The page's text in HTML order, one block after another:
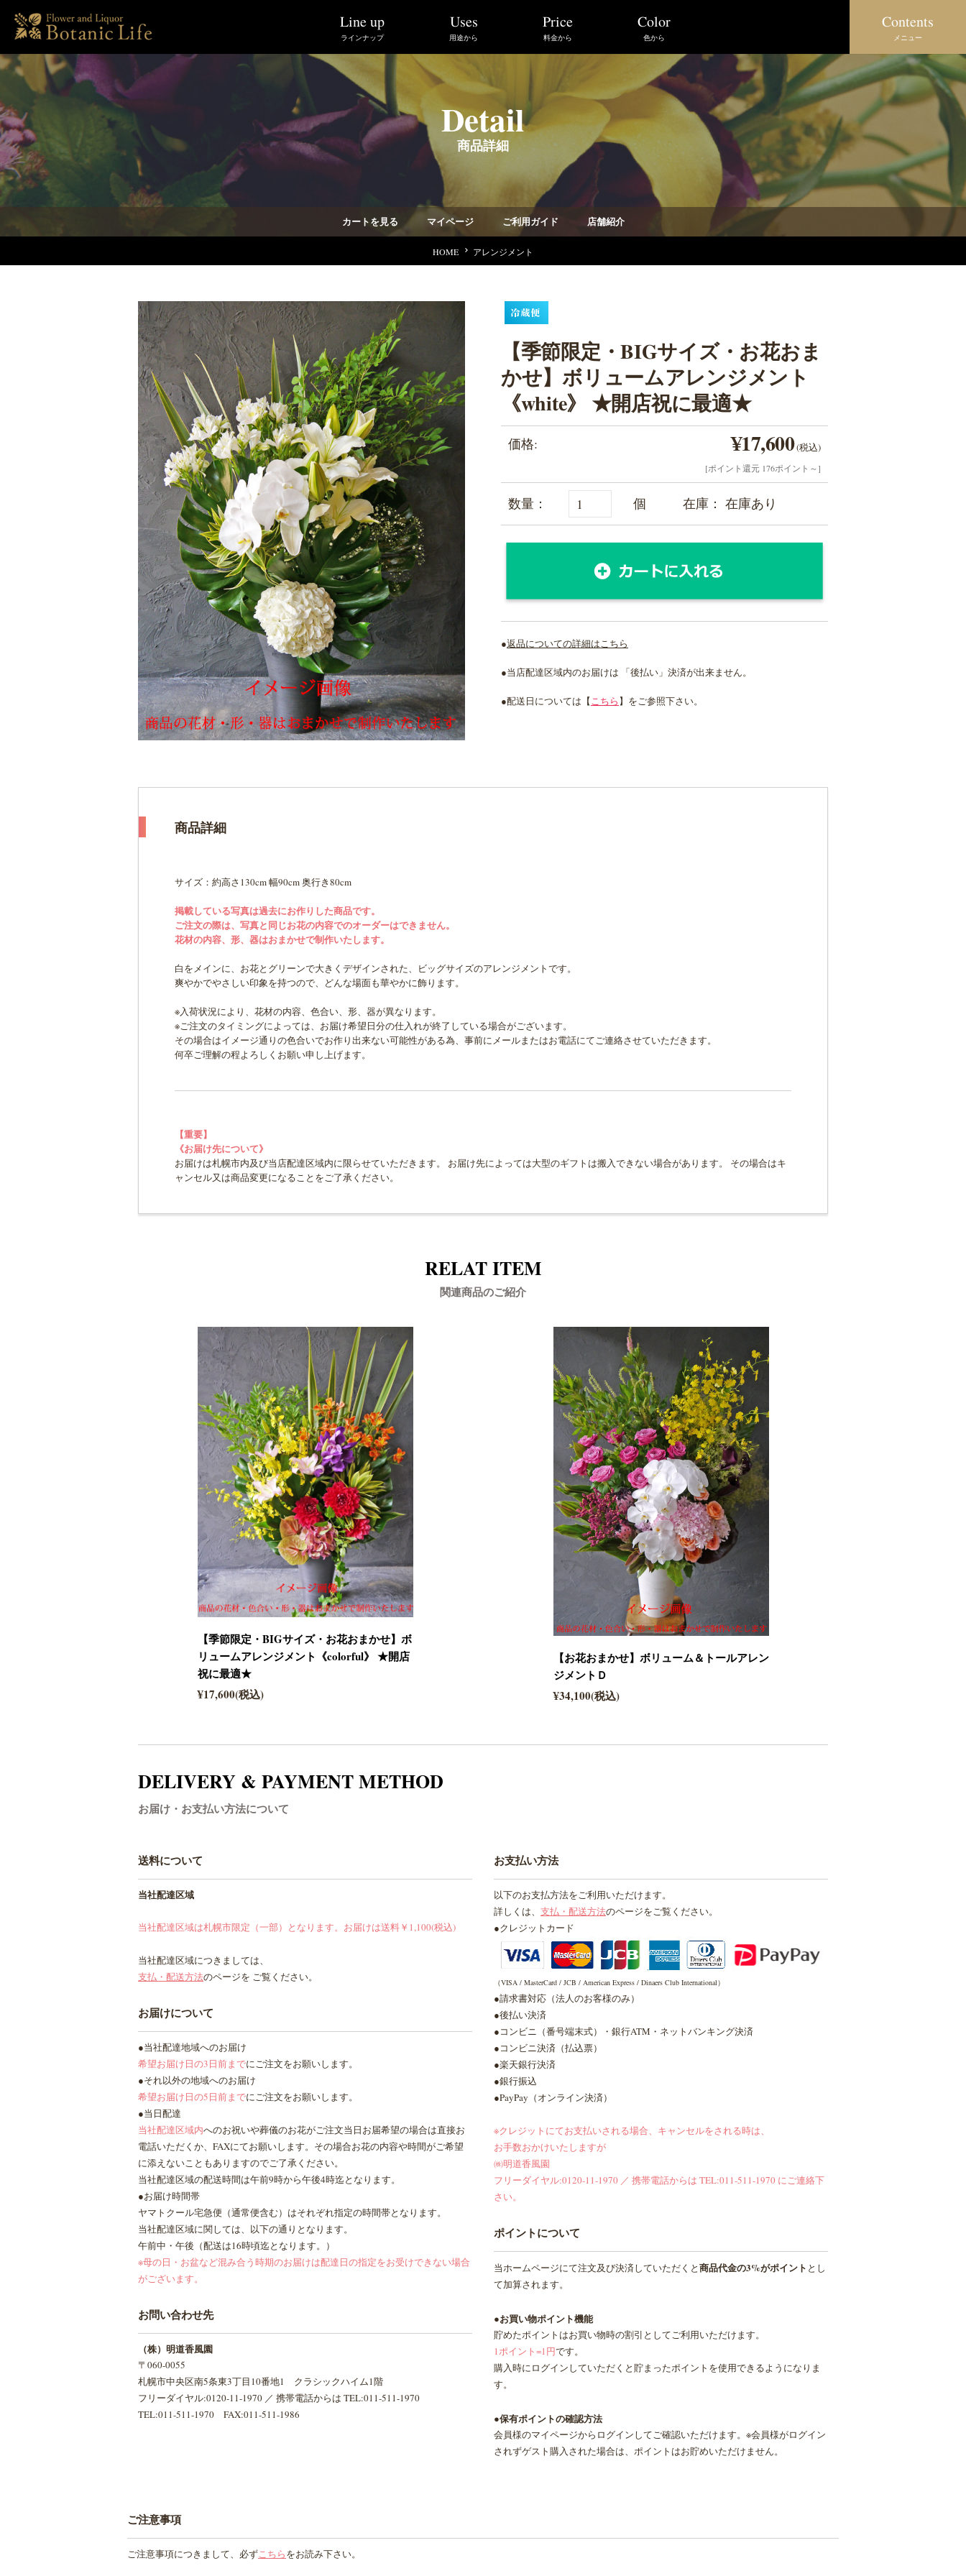
Line up
ラインナップ
Uses
用途から
Price
料金から
Color
色から
Contents
メニュー
Detail
商品詳細
カートを見る マイページ ご利用ガイド 店舗紹介
HOME アレンジメント
【季節限定・BIGサイズ・お花おま
かせ】ボリュームアレンジメント
《white》 ★開店祝に最適★
価格: ¥17,600(税込)
[ポイント還元 176ポイント～]
数量： 個 在庫： 在庫あり
●返品についての詳細はこちら
●当店配達区域内のお届けは 「後払い」決済が出来ません。
●配送日については【こちら】をご参照下さい。
商品詳細
サイズ：約高さ130cm 幅90cm 奥行き80cm
掲載している写真は過去にお作りした商品です。
ご注文の際は、写真と同じお花の内容でのオーダーはできません。
花材の内容、形、器はおまかせで制作いたします。
白をメインに、お花とグリーンで大きくデザインされた、ビッグサイズのアレンジメントです。
爽やかでやさしい印象を持つので、どんな場面も華やかに飾ります。
※入荷状況により、花材の内容、色合い、形、器が異なります。
※ご注文のタイミングによっては、お届け希望日分の仕入れが終了している場合がございます。
その場合はイメージ通りの色合いでお作り出来ない可能性がある為、事前にメールまたはお電話にてご連絡させていただきます。
何卒ご理解の程よろしくお願い申し上げます。
【重要】
《お届け先について》
お届けは札幌市内及び当店配達区域内に限らせていただきます。 お届け先によっては大型のギフトは搬入できない場合があります。 その場合はキ
ャンセル又は商品変更になることをご了承ください。
RELAT ITEM
関連商品のご紹介
【季節限定・BIGサイズ・お花おまかせ】ボ
リュームアレンジメント《colorful》 ★開店
祝に最適★
¥17,600(税込)
【お花おまかせ】ボリューム＆トールアレン
ジメントＤ
¥34,100(税込)
DELIVERY & PAYMENT METHOD
お届け・お支払い方法について
送料について
当社配達区域
当社配達区域は札幌市限定（一部）となります。お届けは送料￥1,100(税込)
当社配達区域につきましては、
支払・配送方法のページを ご覧ください。
お届けについて
●当社配達地域へのお届け
希望お届け日の3日前までにご注文をお願いします。
●それ以外の地域へのお届け
希望お届け日の5日前までにご注文をお願いします。
●当日配達
当社配達区域内へのお祝いや葬儀のお花がご注文当日お届希望の場合は直接お
電話いただくか、FAXにてお願いします。その場合お花の内容や時間がご希望
に添えないこともありますのでご了承ください。
当社配達区域の配送時間は午前9時から午後4時迄となります。
●お届け時間帯
ヤマトクール宅急便（通常便含む）はそれぞれ指定の時間帯となります。
当社配達区域に関しては、以下の通りとなります。
午前中・午後（配送は16時頃迄となります。）
※母の日・お盆など混み合う時期のお届けは配達日の指定をお受けできない場合
がございます。
お問い合わせ先
（株）明道香風園
〒060-0055
札幌市中央区南5条東3丁目10番地1 クラシックハイム1階
フリーダイヤル:0120-11-1970 ／ 携帯電話からは TEL:011-511-1970
TEL:011-511-1970 FAX:011-511-1986
お支払い方法
以下のお支払方法をご利用いただけます。
詳しくは、 支払・配送方法のページをご覧ください。
●クレジットカード
（VISA / MasterCard / JCB / American Express / Dinaers Club International）
●請求書対応（法人のお客様のみ）
●後払い決済
●コンビニ（番号端末式）・銀行ATM・ネットバンキング決済
●コンビニ決済（払込票）
●楽天銀行決済
●銀行振込
●PayPay（オンライン決済）
※クレジットにてお支払いされる場合、キャンセルをされる時は、
お手数おかけいたしますが
㈱明道香風園
フリーダイヤル:0120-11-1970 ／ 携帯電話からは TEL:011-511-1970 にご連絡下
さい。
ポイントについて
当ホームページにて注文及び決済していただくと商品代金の3%がポイント とし
て加算されます。
●お買い物ポイント機能
貯めたポイントはお買い物時の割引としてご利用いただけます。
1ポイント=1円です。
購入時にログインしていただくと貯まったポイントを使用できるようになりま
す。
●保有ポイントの確認方法
会員様のマイページからログインしてご確認いただけます。※会員様がログイン
されずゲスト購入された場合は、ポイントはお貯めいただけません。
ご注意事項
ご注意事項につきまして、必ずこちらをお読み下さい。